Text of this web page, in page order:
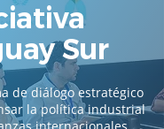
Sur
de diálogo estratégico
la política industrial